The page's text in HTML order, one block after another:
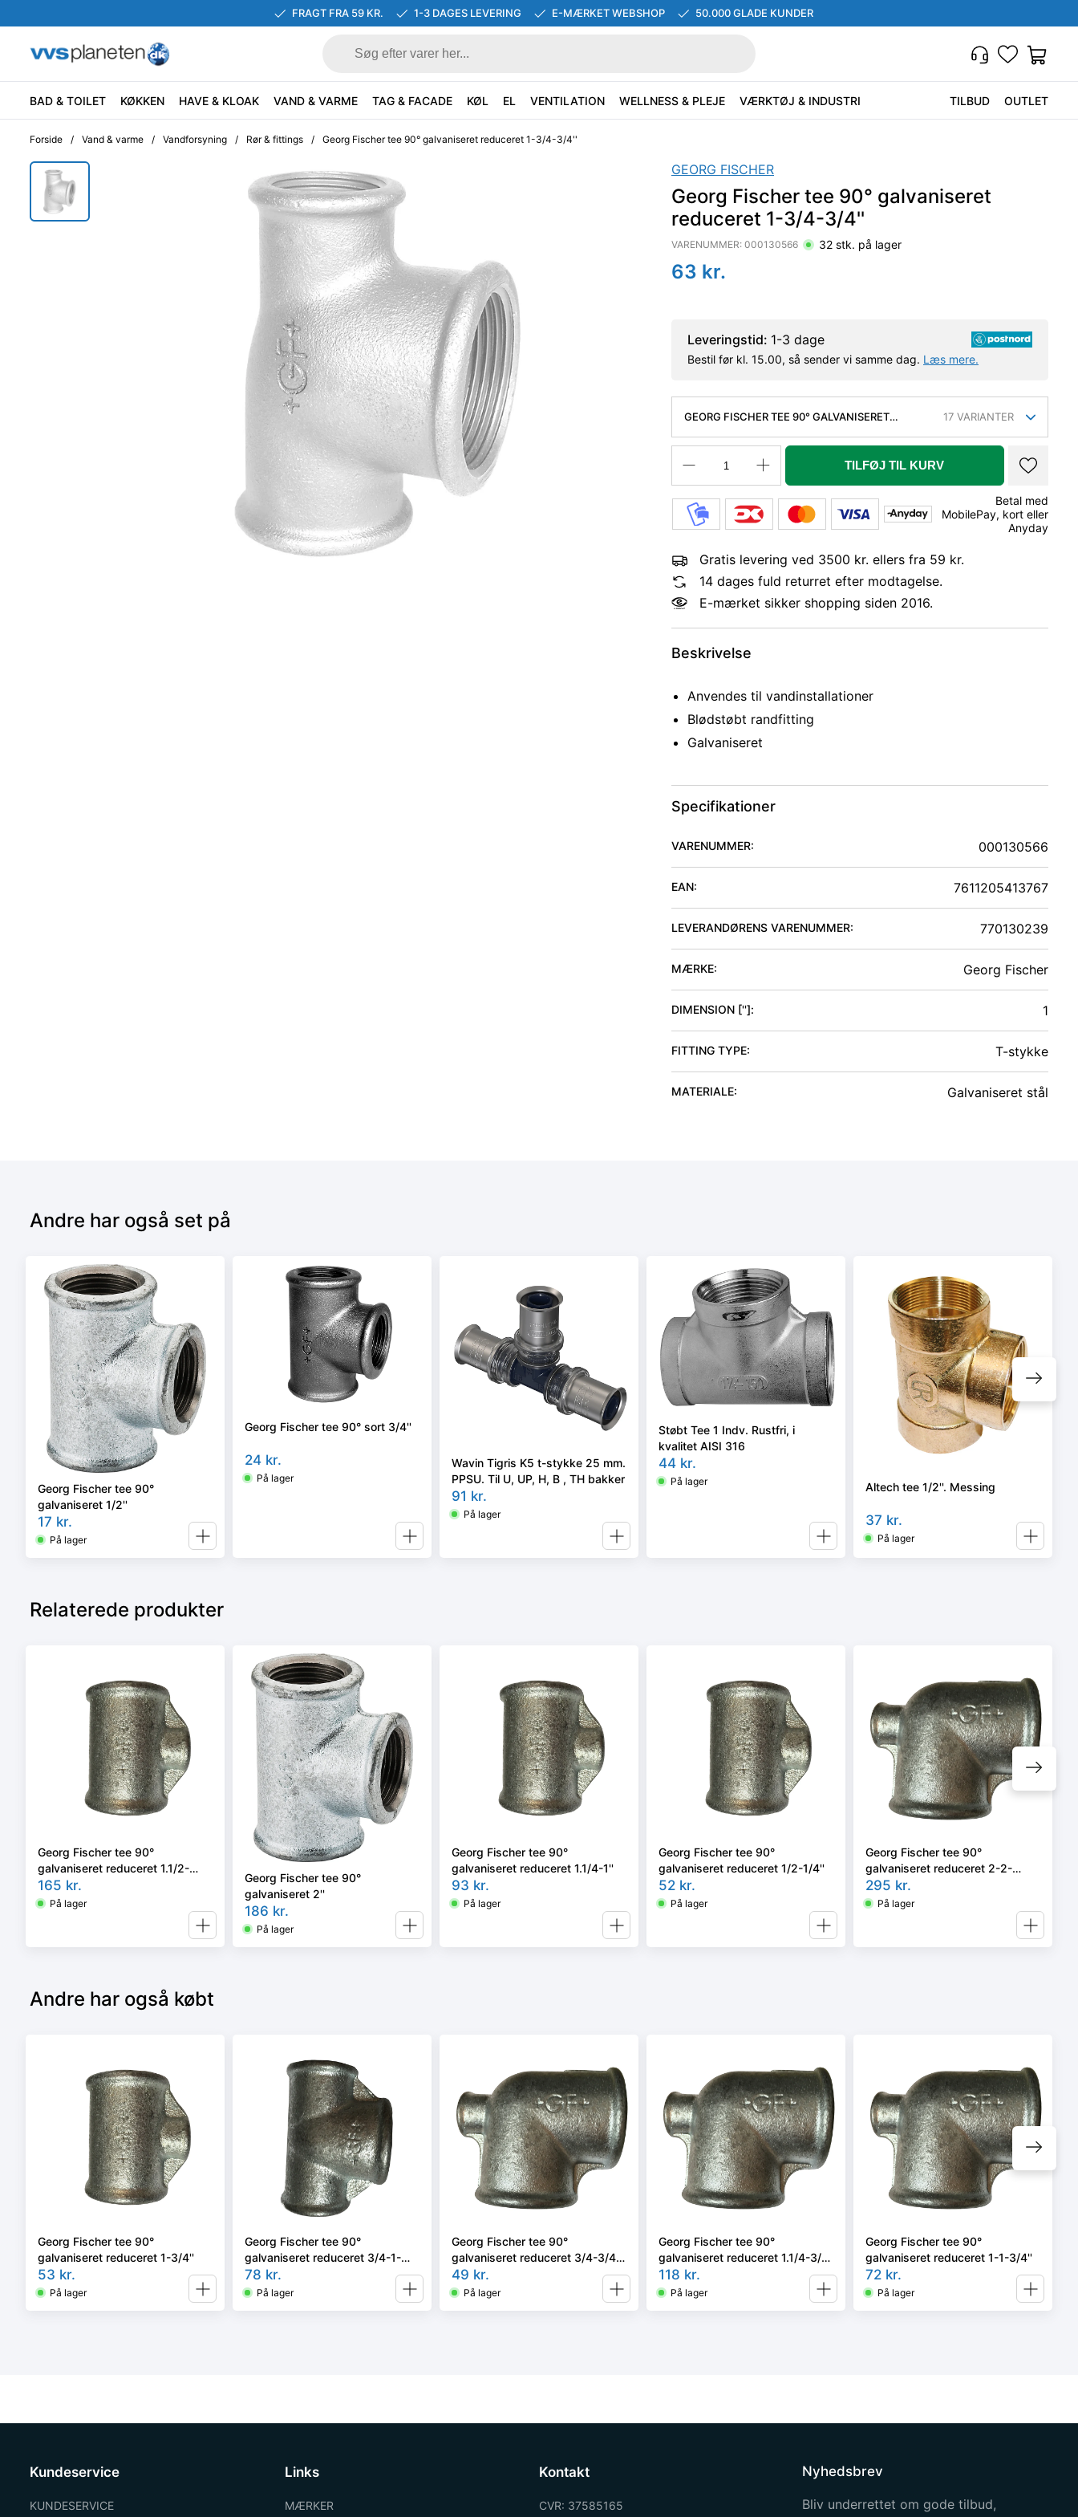
FRAGT FRA 59 KR. 1-3 DAGES LEVERING E-MÆRKET WEBSHOP 50.000 GLADE KUNDER
BAD & TOILET KØKKEN HAVE & KLOAK VAND & VARME TAG & FACADE KØL EL VENTILATION WELLNESS & PLEJE VÆRKTØJ & INDUSTRI TILBUD OUTLET
Forside / Vand & varme / Vandforsyning / Rør & fittings / Georg Fischer tee 90° galvaniseret reduceret 1-3/4-3/4''
GEORG FISCHER
Georg Fischer tee 90° galvaniseret
reduceret 1-3/4-3/4''
VARENUMMER: 000130566 32 stk. på lager
63 kr.
Leveringstid: 1-3 dage
Bestil før kl. 15.00, så sender vi samme dag. Læs mere.
GEORG FISCHER TEE 90° GALVANISERET
17 VARIANTER
TILFØJ TIL KURV
Betal med
MobilePay, kort eller
Anyday
Gratis levering ved 3500 kr. ellers fra 59 kr.
14 dages fuld returret efter modtagelse.
E-mærket sikker shopping siden 2016.
Beskrivelse
Anvendes til vandinstallationer
Blødstøbt randfitting
Galvaniseret
Specifikationer
VARENUMMER: 000130566
EAN: 7611205413767
LEVERANDØRENS VARENUMMER: 770130239
MÆRKE: Georg Fischer
DIMENSION ['']: 1
FITTING TYPE: T-stykke
MATERIALE: Galvaniseret stål
Andre har også set på
Georg Fischer tee 90°
galvaniseret 1/2''
17 kr.
På lager
Georg Fischer tee 90° sort 3/4''
24 kr.
På lager
Wavin Tigris K5 t-stykke 25 mm.
PPSU. Til U, UP, H, B , TH bakker
91 kr.
På lager
Støbt Tee 1 Indv. Rustfri, i
kvalitet AISI 316
44 kr.
På lager Altech tee 1/2''. Messing
37 kr.
På lager
Relaterede produkter
Georg Fischer tee 90°
galvaniseret reduceret 1.1/2-
1.1/4''
165 kr.
På lager
Georg Fischer tee 90°
galvaniseret 2''
186 kr.
På lager
Georg Fischer tee 90°
galvaniseret reduceret 1.1/4-1''
93 kr.
På lager
Georg Fischer tee 90°
galvaniseret reduceret 1/2-1/4''
52 kr.
På lager
Georg Fischer tee 90°
galvaniseret reduceret 2-2-
1.1/4''
295 kr.
På lager
Andre har også købt
Georg Fischer tee 90°
galvaniseret reduceret 1-3/4''
53 kr.
På lager
Georg Fischer tee 90°
galvaniseret reduceret 3/4-1-
3/4''
78 kr.
På lager
Georg Fischer tee 90°
galvaniseret reduceret 3/4-3/4-
1/2''
49 kr.
På lager
Georg Fischer tee 90°
galvaniseret reduceret 1.1/4-3/4-
3/4''
118 kr.
På lager
Georg Fischer tee 90°
galvaniseret reduceret 1-1-3/4''
72 kr.
På lager
Kundeservice
KUNDESERVICE
Links
MÆRKER
Kontakt
CVR: 37585165
Nyhedsbrev
Bliv underrettet om gode tilbud,